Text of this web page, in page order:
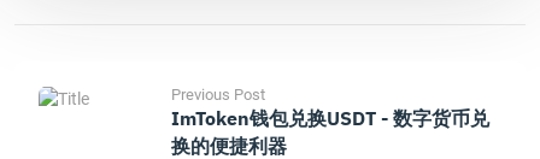
Previous Post
ImToken钱包兑换USDT - 数字货币兑
换的便捷利器